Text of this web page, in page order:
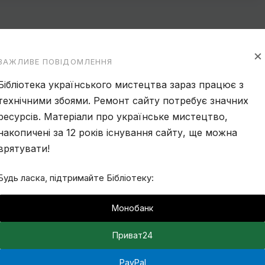
×
ПОВІДОМЛЕННЯ
українського мистецтва зараз працює з
збоями. Ремонт сайту потребує значних
Матеріали про українське мистецтво,
за 12 років існування сайту, ще можна
ласка, підтримайте Бібліотеку:
Монобанк
Приват24
PayPal